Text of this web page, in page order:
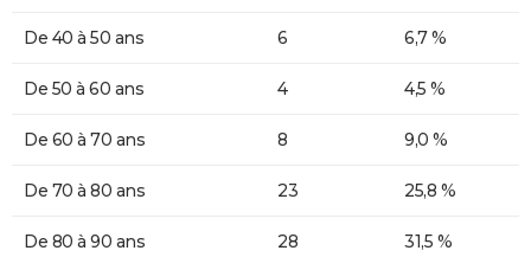
De 40 à 50 ans 6 6,7 %
De 50 à 60 ans 4 4,5 %
De 60 à 70 ans 8 9,0 %
De 70 à 80 ans 23 25,8 %
De 80 à 90 ans 28 31,5 %